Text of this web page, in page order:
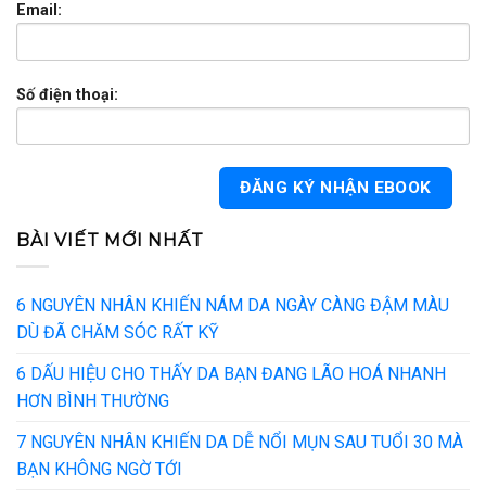
Email:
Số điện thoại:
BÀI VIẾT MỚI NHẤT
6 NGUYÊN NHÂN KHIẾN NÁM DA NGÀY CÀNG ĐẬM MÀU
DÙ ĐÃ CHĂM SÓC RẤT KỸ
6 DẤU HIỆU CHO THẤY DA BẠN ĐANG LÃO HOÁ NHANH
HƠN BÌNH THƯỜNG
7 NGUYÊN NHÂN KHIẾN DA DỄ NỔI MỤN SAU TUỔI 30 MÀ
BẠN KHÔNG NGỜ TỚI